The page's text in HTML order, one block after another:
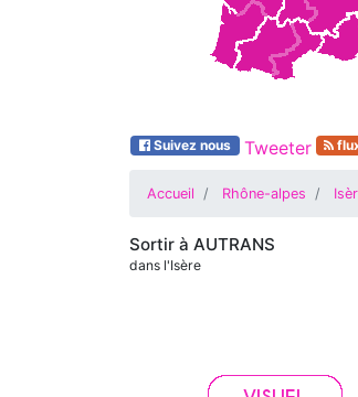
Suivez nous Tweeter
Accueil Rhône-alpes
Sortir à AUTRANS
dans l'Isère